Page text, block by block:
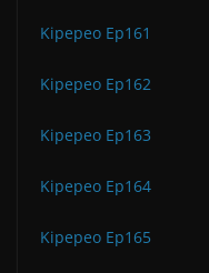
Kipepeo Ep161
Kipepeo Ep162
Kipepeo Ep163
Kipepeo Ep164
Kipepeo Ep165